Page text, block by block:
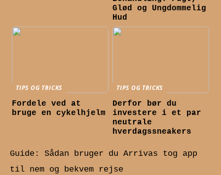
Glød og Ungdommelig
Hud
TIPS OG TRICKS
Fordele ved at
bruge en cykelhjelm
TIPS OG TRICKS
Derfor bør du
investere i et par
neutrale
hverdagssneakers
Guide: Sådan bruger du Arrivas tog app
til nem og bekvem rejse